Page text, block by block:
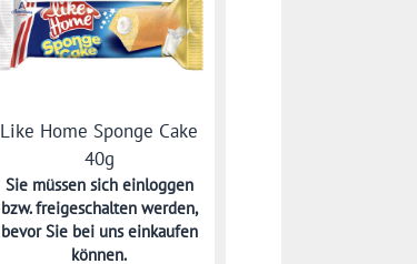
Like Home Sponge Cake
40g
Sie müssen sich einloggen
bzw. freigeschalten werden,
bevor Sie bei uns einkaufen
können.